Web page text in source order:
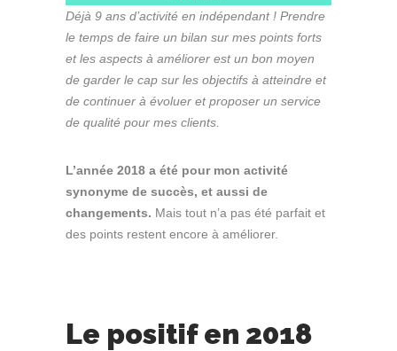
Déjà 9 ans d’activité en indépendant ! Prendre
le temps de faire un bilan sur mes points forts
et les aspects à améliorer est un bon moyen
de garder le cap sur les objectifs à atteindre et
de continuer à évoluer et proposer un service
de qualité pour mes clients.
L’année 2018 a été pour mon activité
synonyme de succès, et aussi de
changements. Mais tout n’a pas été parfait et
des points restent encore à améliorer.
Le positif en 2018